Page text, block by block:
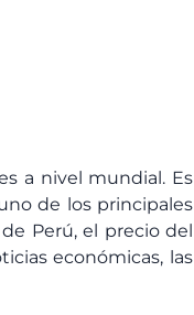
a nivel mundial. Es
de los principales
Perú, el precio del
económicas, las